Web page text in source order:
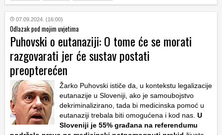
07.09.2024. (16:00)
Odlazak pod mojim uvjetima
Puhovski o eutanaziji: O tome će se morati
razgovarati jer će sustav postati
preopterećen
Žarko Puhovski ističe da, u kontekstu legalizacije
eutanazije u Sloveniji, ako je samoubojstvo
dekriminalizirano, tada bi medicinska pomoć u
eutanaziji trebala biti omogućena i kod nas. U
Sloveniji je 55% građana na referendumu